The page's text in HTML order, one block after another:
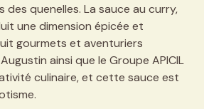
quenelles. La sauce au curry,
une dimension épicée et
gourmets et aventuriers
ainsi que le Groupe APICIL
culinaire, et cette sauce est